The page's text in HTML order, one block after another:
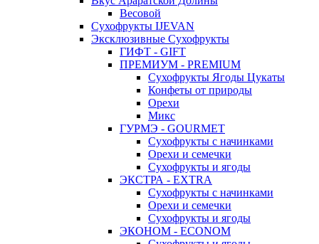
Весовой
Сухофрукты IJEVAN
Эксклюзивные Сухофрукты
ГИФТ - GIFT
ПРЕМИУМ - PREMIUM
Сухофрукты Ягоды Цукаты
Конфеты от природы
Орехи
Микс
ГУРМЭ - GOURMET
Сухофрукты с начинками
Орехи и семечки
Сухофрукты и ягоды
ЭКСТРА - EXTRA
Сухофрукты с начинками
Орехи и семечки
Сухофрукты и ягоды
ЭКОНОМ - ECONOM